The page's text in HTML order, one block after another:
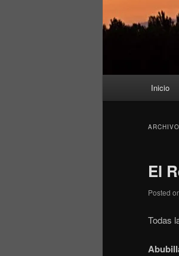
Inicio
El
Posted
Todas